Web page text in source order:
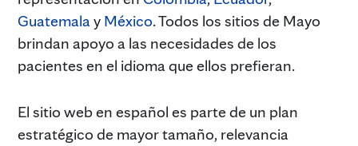
Guatemalay México. Todos los sitios de Mayo
brindan apoyo a las necesidades de los
pacientes en el idioma que ellos prefieran.
El sitio web en español es parte de un plan
estratégico de mayor tamaño, relevancia